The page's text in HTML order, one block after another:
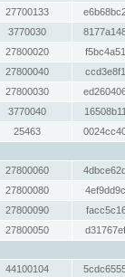
27700133
3770030
27800020
27800040
27800030
3770040
25463
27800060
27800080
27800090
27800050
44100104